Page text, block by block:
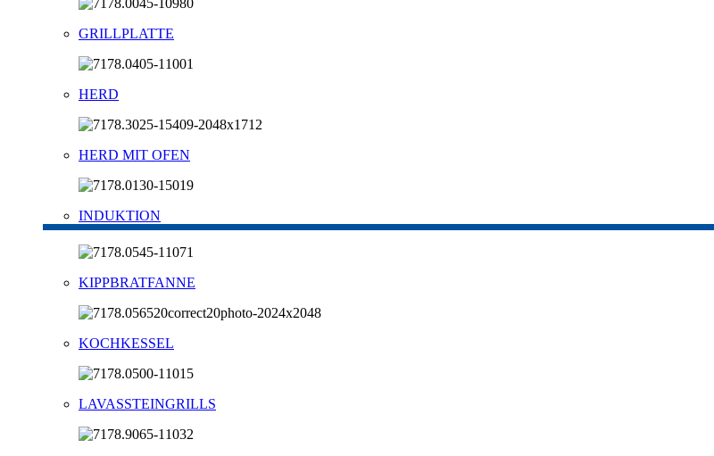
GRILLPLATTE
HERD
HERD MIT OFEN
INDUKTION
KIPPBRATFANNE
KOCHKESSEL
LAVASSTEINGRILLS